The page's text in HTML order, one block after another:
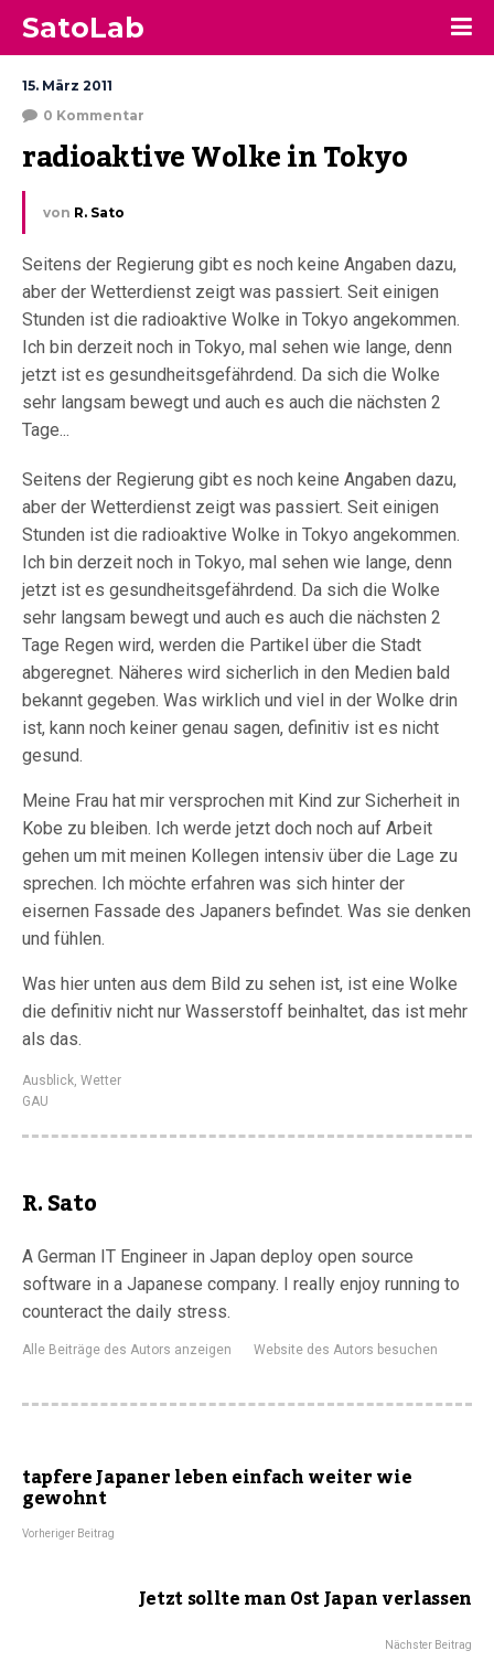
SatoLab
15. März 2011
0 Kommentar
radioaktive Wolke in Tokyo
von R. Sato
Seitens der Regierung gibt es noch keine Angaben dazu,
aber der Wetterdienst zeigt was passiert. Seit einigen
Stunden ist die radioaktive Wolke in Tokyo angekommen.
Ich bin derzeit noch in Tokyo, mal sehen wie lange, denn
jetzt ist es gesundheitsgefährdend. Da sich die Wolke
sehr langsam bewegt und auch es auch die nächsten 2
Tage...
Seitens der Regierung gibt es noch keine Angaben dazu,
aber der Wetterdienst zeigt was passiert. Seit einigen
Stunden ist die radioaktive Wolke in Tokyo angekommen.
Ich bin derzeit noch in Tokyo, mal sehen wie lange, denn
jetzt ist es gesundheitsgefährdend. Da sich die Wolke
sehr langsam bewegt und auch es auch die nächsten 2
Tage Regen wird, werden die Partikel über die Stadt
abgeregnet. Näheres wird sicherlich in den Medien bald
bekannt gegeben. Was wirklich und viel in der Wolke drin
ist, kann noch keiner genau sagen, definitiv ist es nicht
gesund.
Meine Frau hat mir versprochen mit Kind zur Sicherheit in
Kobe zu bleiben. Ich werde jetzt doch noch auf Arbeit
gehen um mit meinen Kollegen intensiv über die Lage zu
sprechen. Ich möchte erfahren was sich hinter der
eisernen Fassade des Japaners befindet. Was sie denken
und fühlen.
Was hier unten aus dem Bild zu sehen ist, ist eine Wolke
die definitiv nicht nur Wasserstoff beinhaltet, das ist mehr
als das.
Ausblick, Wetter
GAU
R. Sato
A German IT Engineer in Japan deploy open source
software in a Japanese company. I really enjoy running to
counteract the daily stress.
Alle Beiträge des Autors anzeigen Website des Autors besuchen
tapfere Japaner leben einfach weiter wie
gewohnt
Vorheriger Beitrag
Jetzt sollte man Ost Japan verlassen
Nächster Beitrag